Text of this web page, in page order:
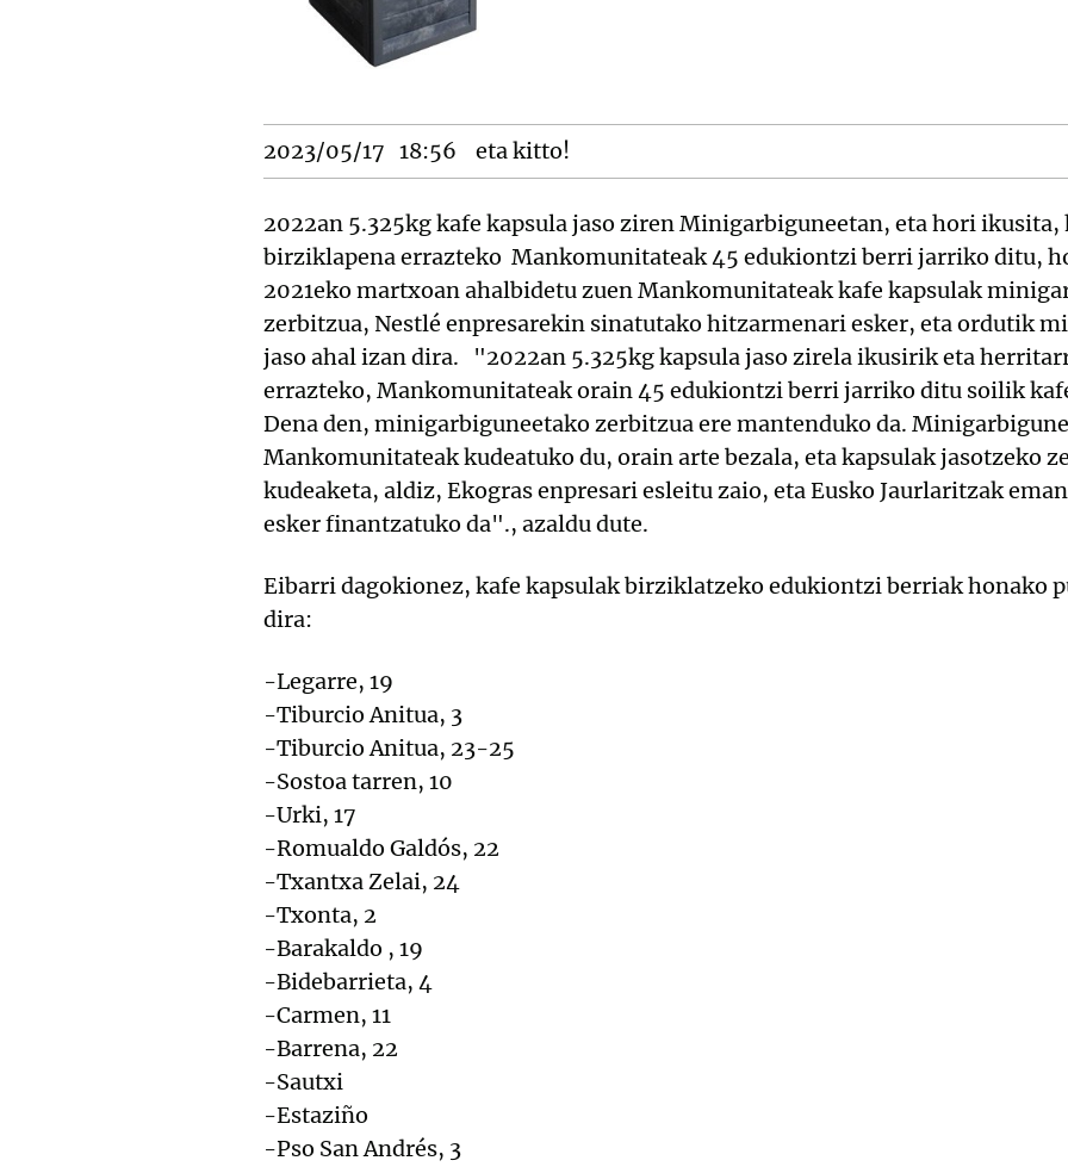
2023/05/17 18:56 eta kitto!
2022an 5.325kg kafe kapsula jaso ziren Minigarbiguneetan, eta hori
birziklapena errazteko Mankomunitateak 45 edukiontzi berri jarriko ditu,
2021eko martxoan ahalbidetu zuen Mankomunitateak kafe kapsulak
zerbitzua, Nestlé enpresarekin sinatutako hitzarmenari esker, eta ordutik
jaso ahal izan dira. "2022an 5.325kg kapsula jaso zirela ikusirik eta
errazteko, Mankomunitateak orain 45 edukiontzi berri jarriko ditu soilik
Dena den, minigarbiguneetako zerbitzua ere mantenduko da.
Mankomunitateak kudeatuko du, orain arte bezala, eta kapsulak jasotzeko
kudeaketa, aldiz, Ekogras enpresari esleitu zaio, eta Eusko Jaurlaritzak
esker finantzatuko da"., azaldu dute.
Eibarri dagokionez, kafe kapsulak birziklatzeko edukiontzi berriak honako
dira:
-Legarre, 19
-Tiburcio Anitua, 3
-Tiburcio Anitua, 23-25
-Sostoa tarren, 10
-Urki, 17
-Romualdo Galdós, 22
-Txantxa Zelai, 24
-Txonta, 2
-Barakaldo , 19
-Bidebarrieta, 4
-Carmen, 11
-Barrena, 22
-Sautxi
-Estaziño
-Pso San Andrés, 3